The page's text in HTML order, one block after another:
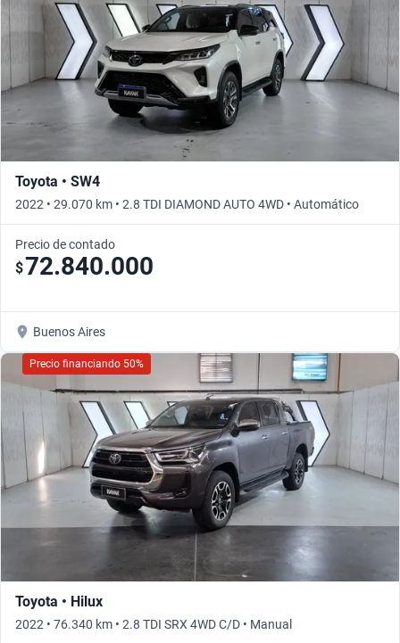
Toyota • SW4
2022 • 29.070 km • 2.8 TDI DIAMOND AUTO 4WD • Automático
Precio de contado
$72.840.000
Buenos Aires
Precio financiando 50%
Toyota • Hilux
2022 • 76.340 km • 2.8 TDI SRX 4WD C/D • Manual